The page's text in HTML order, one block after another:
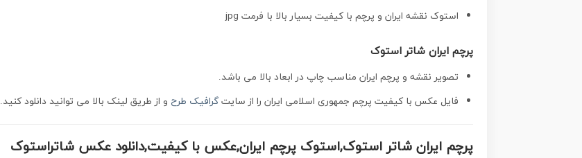
استوک نقشه ایران و پرچم با کیفیت بسیار بالا با فرمت jpg
پرچم ایران شاتر استوک
تصویر نقشه و پرچم ایران مناسب چاپ در ابعاد بالا می باشد.
فایل عکس با کیفیت پرچم جمهوری اسلامی ایران را از سایتگرافیک طرح و از طریق لینک بالا می توانید دانلود کنید.
پرچم ایران شاتر استوک,استوک پرچم ایران,عکس با کیفیت,دانلود عکس شاتراستوک